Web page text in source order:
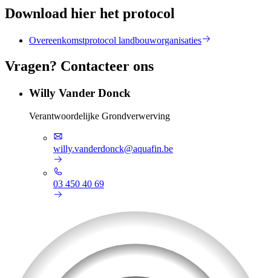
Download hier het protocol
Overeenkomstprotocol landbouworganisaties
Vragen? Contacteer ons
Willy Vander Donck
Verantwoordelijke Grondverwerving
willy.vanderdonck@aquafin.be
03 450 40 69